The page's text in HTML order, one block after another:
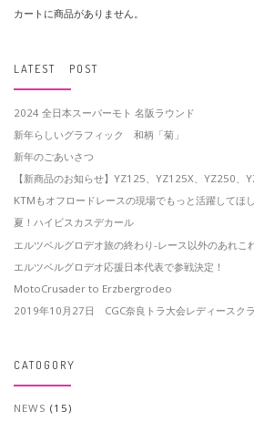
カートに商品がありません。
LATEST POST
2024 全日本スーパーモト 名阪ラウンド
新年らしいグラフィック 和柄「菊」
新年のごあいさつ
【新商品のお知らせ】YZ125、YZ125X、YZ250、
KTMもオフロードレースの現場でもっと活躍してほし
夏！ハイビスカスデカール
エルツベルグロデオ旅の終わり-レース以外のあれこ
エルツベルグロデオ応援日本代表で参戦決定！
MotoCrusader to Erzbergrodeo
2019年10月27日 CGC奈良トラ大会レディースク
CATOGORY
NEWS (15)